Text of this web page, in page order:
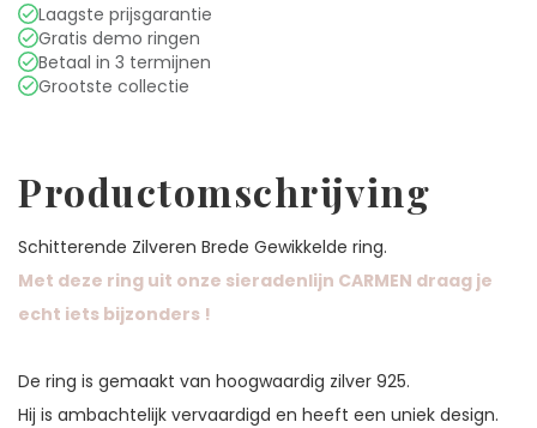
Laagste prijsgarantie
Gratis demo ringen
Betaal in 3 termijnen
Grootste collectie
Productomschrijving
Schitterende Zilveren Brede Gewikkelde ring.
Met deze ring uit onze sieradenlijn CARMEN draag je
echt iets bijzonders !
De ring is gemaakt van hoogwaardig zilver 925.
Hij is ambachtelijk vervaardigd en heeft een uniek design.